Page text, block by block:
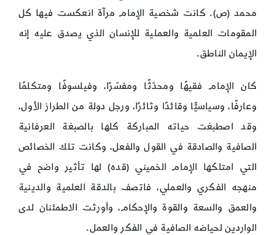
محمد (ص). كانت شخصية الإمام مرآة انعكست فيها كل
المقومات العلمية والعملية للإنسان الذي يصدق عليه إنه
الإيمان الناطق.
كان الإمام فقيهًا ومحدّثًا ومفسّرًا، وفيلسوفًا ومتكلمًا
وعارفًا، وسياسيًّا وقائدًا وثائرًا، ورجل دولة من الطراز الأول،
وقد اصطبغت حياته المباركة كلها بالصبغة العرفانية
الصافية والصادقة في القول والفعل، وكانت تلك الخصائص
التي امتلكها الإمام الخميني (قده) لها تأثير واضح في
منهجه الفكري والعملي، فاتصف بالدقة العلمية والدينية
والعمق والسعة والقوة والإحكام، وأورثت الاطمئنان لدى
الواردين لحياضه الصافية في الفكر والعمل.